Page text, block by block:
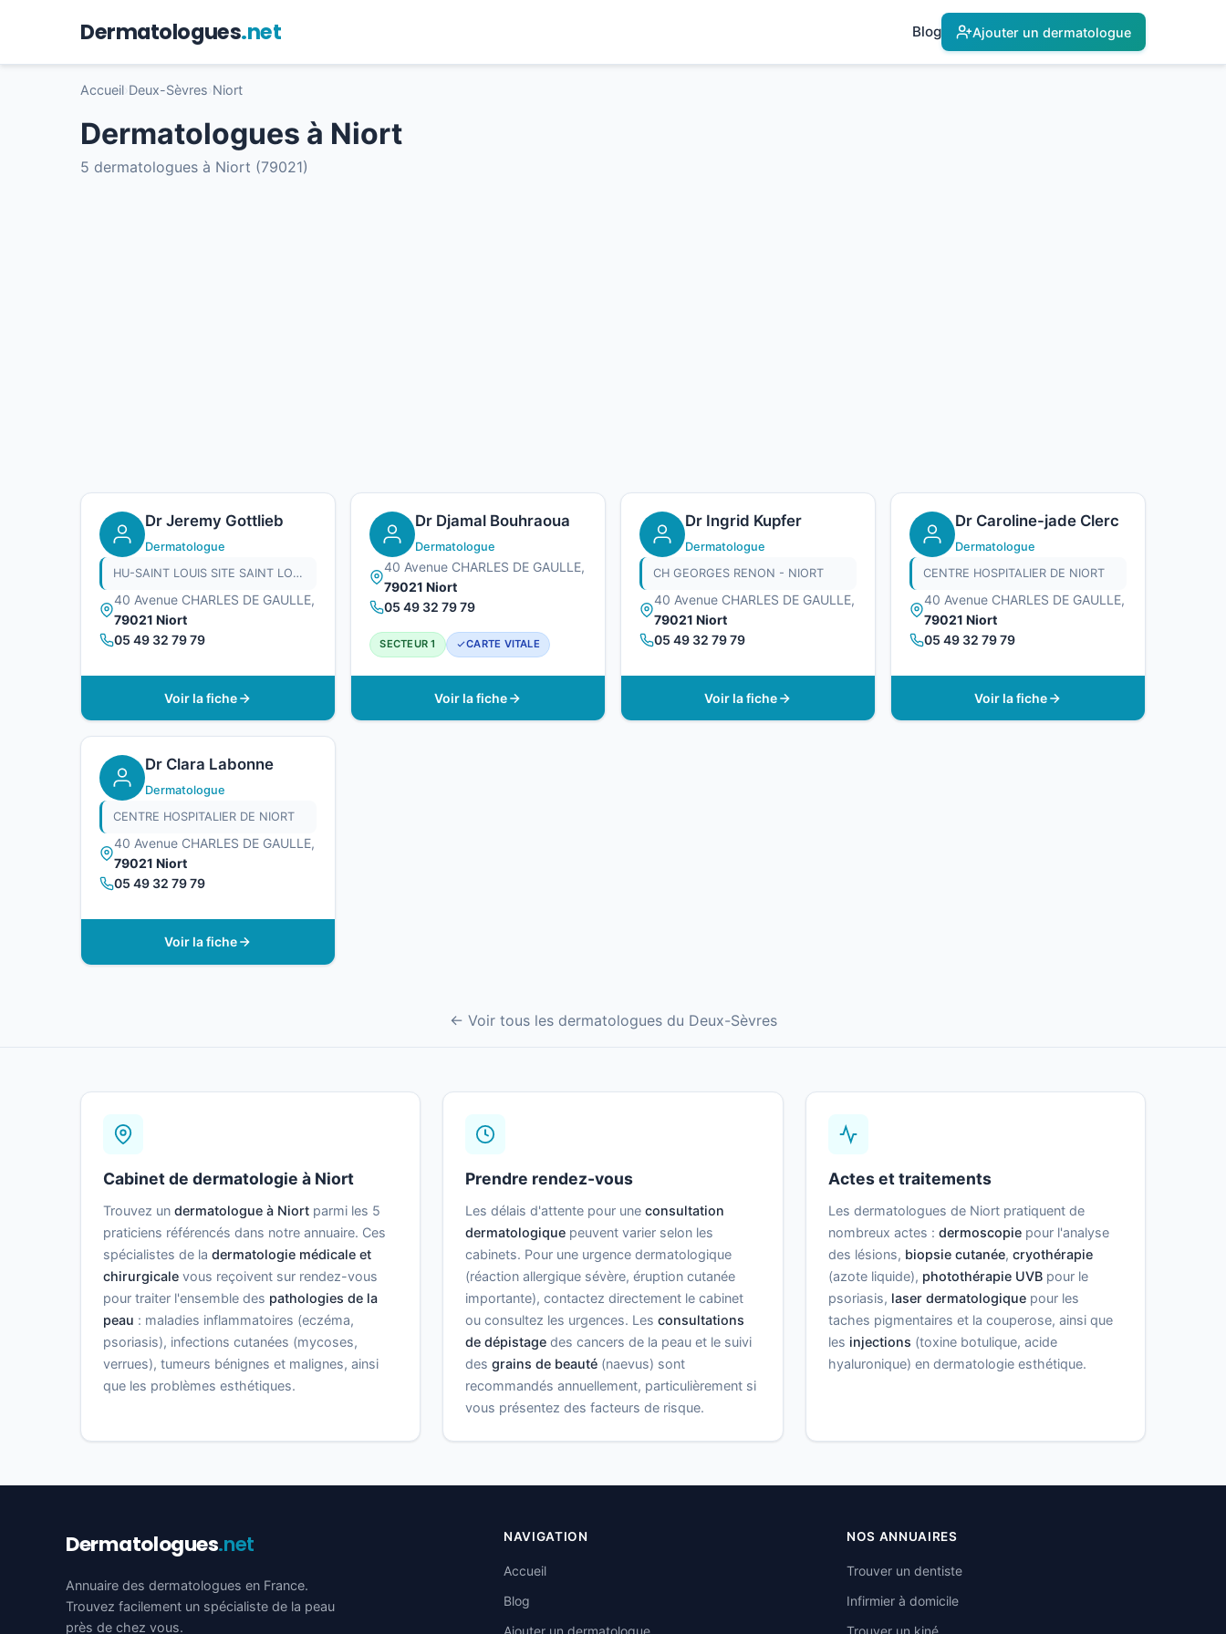
Dermatologues.net Blog Ajouter un dermatologue
Accueil Deux-Sèvres Niort
Dermatologues à Niort
5 dermatologues à Niort (79021)
Dr Jeremy Gottlieb
Dermatologue
HU-SAINT LOUIS SITE SAINT LOUIS - APHP
40 Avenue CHARLES DE GAULLE,
79021 Niort
05 49 32 79 79
Voir la fiche
Dr Djamal Bouhraoua
Dermatologue
40 Avenue CHARLES DE GAULLE,
79021 Niort
05 49 32 79 79
SECTEUR 1 CARTE VITALE
Voir la fiche
Dr Ingrid Kupfer
Dermatologue
CH GEORGES RENON - NIORT
40 Avenue CHARLES DE GAULLE,
79021 Niort
05 49 32 79 79
Voir la fiche
Dr Caroline-jade Clerc
Dermatologue
CENTRE HOSPITALIER DE NIORT
40 Avenue CHARLES DE GAULLE,
79021 Niort
05 49 32 79 79
Voir la fiche
Dr Clara Labonne
Dermatologue
CENTRE HOSPITALIER DE NIORT
40 Avenue CHARLES DE GAULLE,
79021 Niort
05 49 32 79 79
Voir la fiche
← Voir tous les dermatologues du Deux-Sèvres
Cabinet de dermatologie à Niort
Trouvez un dermatologue à Niort parmi les 5
praticiens référencés dans notre annuaire. Ces
spécialistes de la dermatologie médicale et
chirurgicale vous reçoivent sur rendez-vous
pour traiter l'ensemble des pathologies de la
peau : maladies inflammatoires (eczéma,
psoriasis), infections cutanées (mycoses,
verrues), tumeurs bénignes et malignes, ainsi
que les problèmes esthétiques.
Prendre rendez-vous
Les délais d'attente pour uneconsultation
dermatologique peuvent varier selon les
cabinets. Pour une urgence dermatologique
(réaction allergique sévère, éruption cutanée
importante), contactez directement le cabinet
ou consultez les urgences. Lesconsultations
de dépistage des cancers de la peau et le suivi
desgrains de beauté (naevus) sont
recommandés annuellement, particulièrement si
vous présentez des facteurs de risque.
Actes et traitements
Les dermatologues de Niort pratiquent de
nombreux actes : dermoscopiepour l'analyse
des lésions, biopsie cutanée, cryothérapie
(azote liquide), photothérapie UVBpour le
psoriasis, laser dermatologiquepour les
taches pigmentaires et la couperose, ainsi que
les injections (toxine botulique, acide
hyaluronique) en dermatologie esthétique.
Dermatologues.net
Annuaire des dermatologues en France.
Trouvez facilement un spécialiste de la peau
près de chez vous.
NAVIGATION
Accueil
Blog
Ajouter un dermatologue
NOS ANNUAIRES
Trouver un dentiste
Infirmier à domicile
Trouver un kiné